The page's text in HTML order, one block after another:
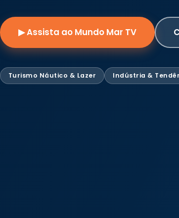
▶ Assista ao Mundo Mar TV
Turismo Náutico & Lazer Indústria &